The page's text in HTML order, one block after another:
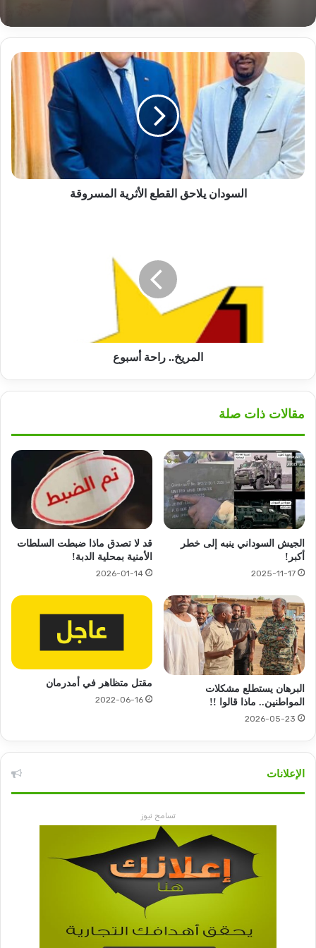
أسباب صادمة لاعتقال المليشيا رئيس إدارتها
المدنية
السودان
القطع
الأثرية
المسروقة
السودان يلاحق القطع الأثرية المسروقة
المريخ.. راحة أسبوع
مقالات ذات صلة
الجيش السوداني ينبه إلى خطر
أكبر!
2025-11-17
قد لا تصدق ماذا ضبطت السلطات
الأمنية بمحلية الدبة!
2026-01-14
البرهان يستطلع مشكلات
المواطنين.. ماذا قالوا !!
2026-05-23
مقتل متظاهر في أمدرمان
2022-06-16
الإعلانات
تسامح نيوز